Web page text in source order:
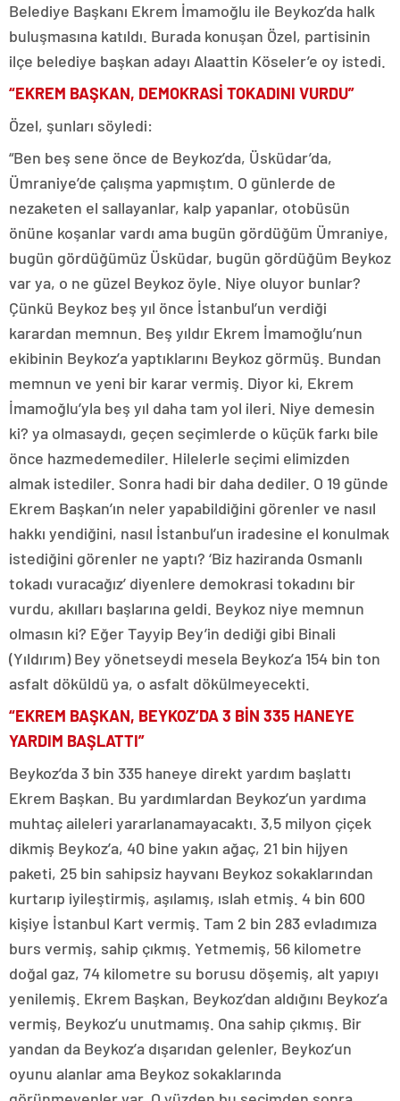
Belediye Başkanı Ekrem İmamoğlu ile Beykoz’da halk
buluşmasına katıldı. Burada konuşan Özel, partisinin
ilçe belediye başkan adayı Alaattin Köseler’e oy istedi.
“EKREM BAŞKAN, DEMOKRASİ TOKADINI VURDU”
Özel, şunları söyledi:
“Ben beş sene önce de Beykoz’da, Üsküdar’da,
Ümraniye’de çalışma yapmıştım. O günlerde de
nezaketen el sallayanlar, kalp yapanlar, otobüsün
önüne koşanlar vardı ama bugün gördüğüm Ümraniye,
bugün gördüğümüz Üsküdar, bugün gördüğüm Beykoz
var ya, o ne güzel Beykoz öyle. Niye oluyor bunlar?
Çünkü Beykoz beş yıl önce İstanbul’un verdiği
karardan memnun. Beş yıldır Ekrem İmamoğlu’nun
ekibinin Beykoz’a yaptıklarını Beykoz görmüş. Bundan
memnun ve yeni bir karar vermiş. Diyor ki, Ekrem
İmamoğlu’yla beş yıl daha tam yol ileri. Niye demesin
ki? ya olmasaydı, geçen seçimlerde o küçük farkı bile
önce hazmedemediler. Hilelerle seçimi elimizden
almak istediler. Sonra hadi bir daha dediler. O 19 günde
Ekrem Başkan’ın neler yapabildiğini görenler ve nasıl
hakkı yendiğini, nasıl İstanbul’un iradesine el konulmak
istediğini görenler ne yaptı? ‘Biz haziranda Osmanlı
tokadı vuracağız’ diyenlere demokrasi tokadını bir
vurdu, akılları başlarına geldi. Beykoz niye memnun
olmasın ki? Eğer Tayyip Bey’in dediği gibi Binali
(Yıldırım) Bey yönetseydi mesela Beykoz’a 154 bin ton
asfalt döküldü ya, o asfalt dökülmeyecekti.
“EKREM BAŞKAN, BEYKOZ’DA 3 BİN 335 HANEYE
YARDIM BAŞLATTI”
Beykoz’da 3 bin 335 haneye direkt yardım başlattı
Ekrem Başkan. Bu yardımlardan Beykoz’un yardıma
muhtaç aileleri yararlanamayacaktı. 3,5 milyon çiçek
dikmiş Beykoz’a, 40 bine yakın ağaç, 21 bin hijyen
paketi, 25 bin sahipsiz hayvanı Beykoz sokaklarından
kurtarıp iyileştirmiş, aşılamış, ıslah etmiş. 4 bin 600
kişiye İstanbul Kart vermiş. Tam 2 bin 283 evladımıza
burs vermiş, sahip çıkmış. Yetmemiş, 56 kilometre
doğal gaz, 74 kilometre su borusu döşemiş, alt yapıyı
yenilemiş. Ekrem Başkan, Beykoz’dan aldığını Beykoz’a
vermiş, Beykoz’u unutmamış. Ona sahip çıkmış. Bir
yandan da Beykoz’a dışarıdan gelenler, Beykoz’un
oyunu alanlar ama Beykoz sokaklarında